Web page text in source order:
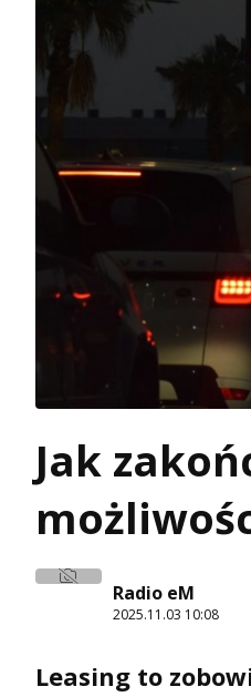
Jak
Radio eM
2025.11.03 10:08
Leasing to